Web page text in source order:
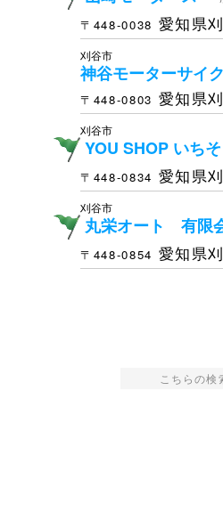
〒448-0038 愛知県
刈谷市
神谷モーターサイ
〒448-0803 愛知県
刈谷市
YOU SHOP いちそ
〒448-0834 愛知県
刈谷市
丸栄オート 有限
〒448-0854 愛知県
こちらの